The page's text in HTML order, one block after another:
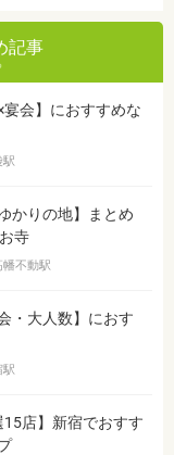
記事
会】におすすめな
駅
かりの地】まとめ
寺
幡不動駅
・大人数】におす
駅
15店】新宿でおすす